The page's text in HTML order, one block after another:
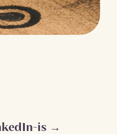
is →